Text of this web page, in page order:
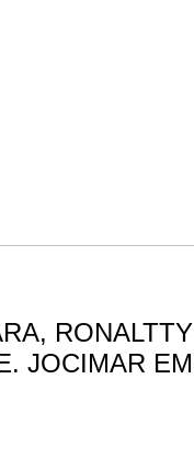
RONALTTY
JOCIMAR EM